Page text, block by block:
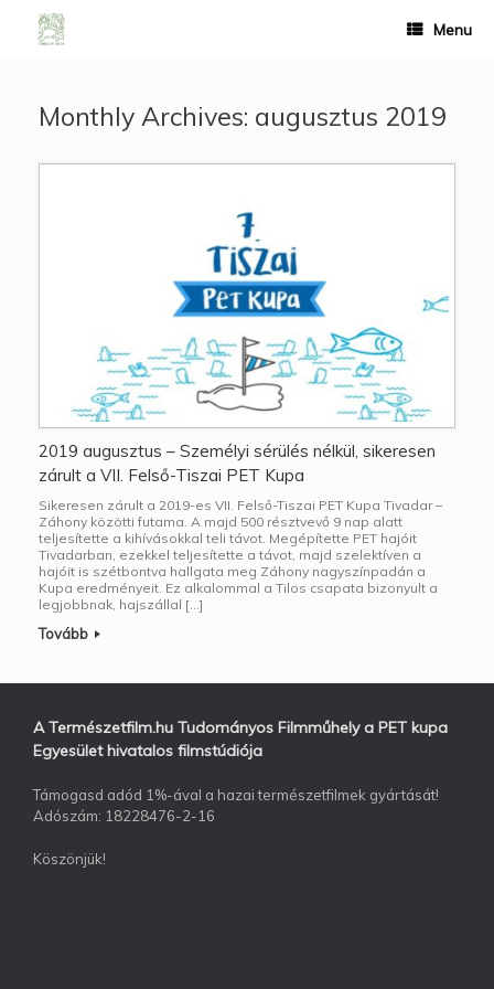
Menu
Monthly Archives: augusztus 2019
2019 augusztus – Személyi sérülés nélkül, sikeresen
zárult a VII. Felső-Tiszai PET Kupa
Sikeresen zárult a 2019-es VII. Felső-Tiszai PET Kupa Tivadar –
Záhony közötti futama. A majd 500 résztvevő 9 nap alatt
teljesítette a kihívásokkal teli távot. Megépítette PET hajóit
Tivadarban, ezekkel teljesítette a távot, majd szelektíven a
hajóit is szétbontva hallgata meg Záhony nagyszínpadán a
Kupa eredményeit. Ez alkalommal a Tilos csapata bizonyult a
legjobbnak, hajszállal […]
Tovább
A Természetfilm.hu Tudományos Filmműhely a PET kupa
Egyesület hivatalos filmstúdiója
Támogasd adód 1%-ával a hazai természetfilmek gyártását!
Adószám: 18228476-2-16
Köszönjük!